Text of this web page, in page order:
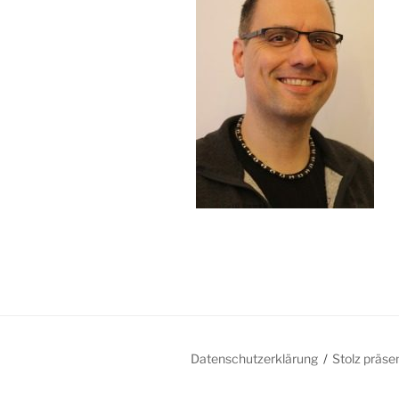
Datenschutzerklärung Stolz